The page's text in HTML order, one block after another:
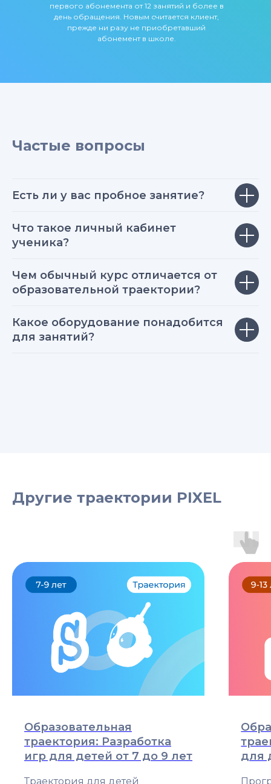
первого абонемента от 12 занятий и более в
день обращения. Новым считается клиент,
прежде ни разу не приобретавший
абонемент в школе.
Частые вопросы
Есть ли у вас пробное занятие?
Что такое личный кабинет
ученика?
Чем обычный курс отличается от
образовательной траектории?
Какое оборудование понадобится
для занятий?
Другие траектории PIXEL
Образовательная
траектория: Разработка
игр для детей от 7 до 9 лет
Траектория для детей
для